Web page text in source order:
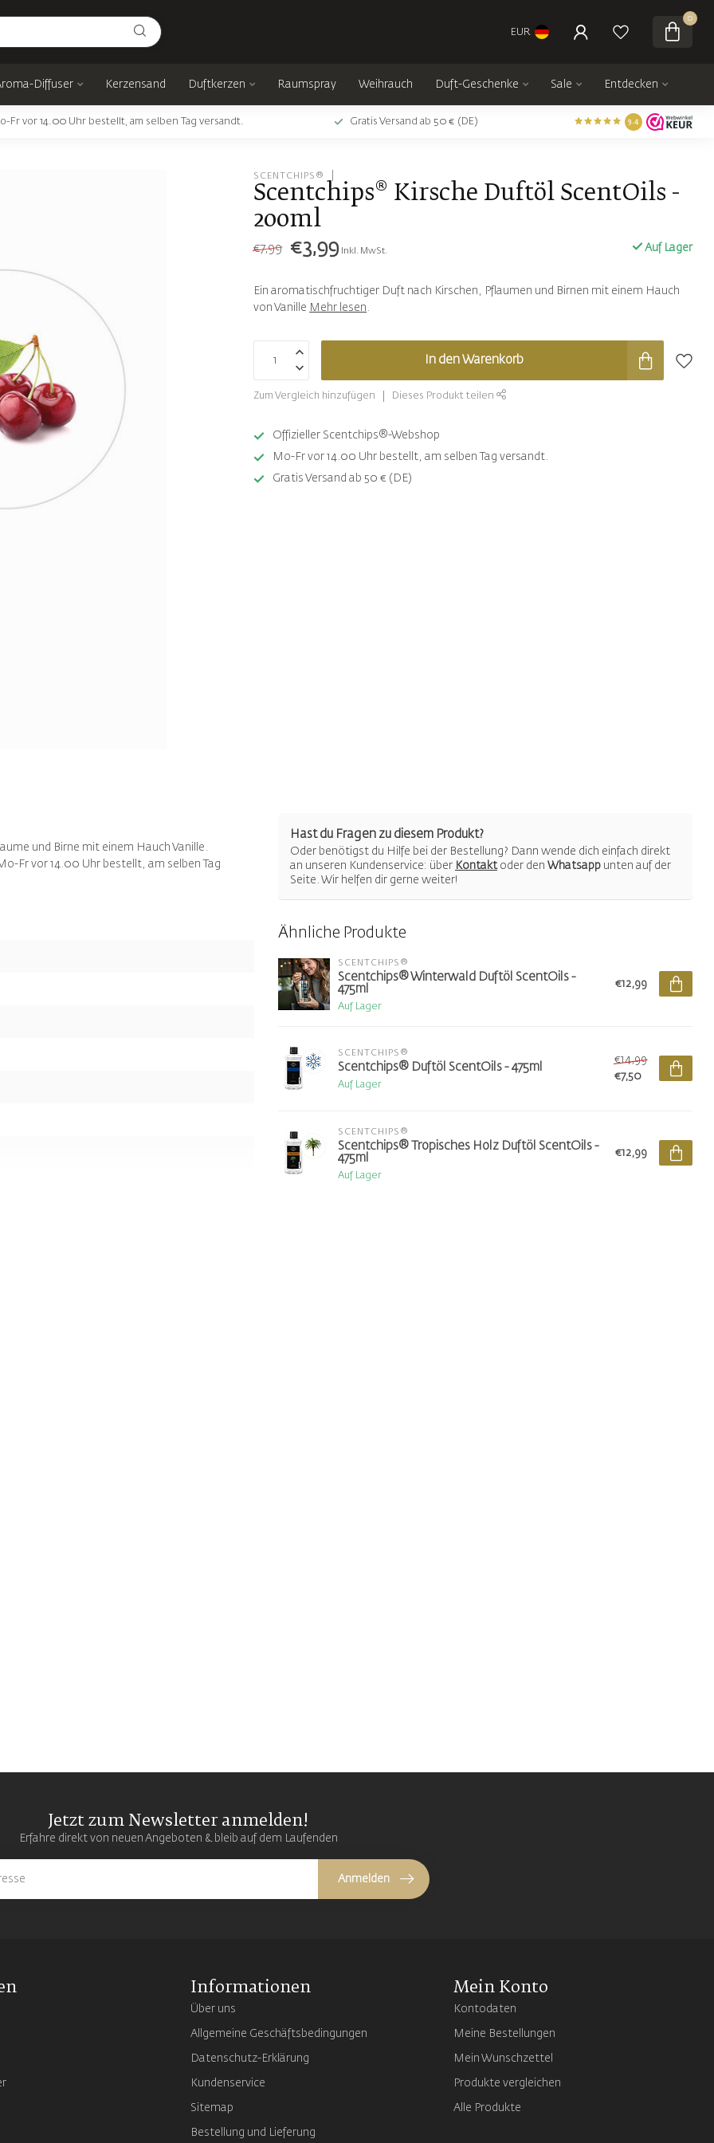
EUR
0
Diffuser Kerzensand Duftkerzen Raumspray Weihrauch Duft-Geschenke Sale Entdecken
Fr vor 14.00 Uhr bestellt, am selben Tag versandt. Gratis Versand ab 50 € (DE) 9.4
SCENTCHIPS®
Scentchips® Kirsche Duftöl ScentOils -
200ml
€7,99 €3,99 Inkl. MwSt. Auf Lager
Ein aromatischfruchtiger Duft nach Kirschen, Pflaumen und Birnen mit einem Hauch
von Vanille Mehr lesen .
In den Warenkorb
Zum Vergleich hinzufügen Dieses Produkt teilen
Offizieller Scentchips®-Webshop
Mo-Fr vor 14.00 Uhr bestellt, am selben Tag versandt.
Gratis Versand ab 50 € (DE)
und Birne mit einem Hauch Vanille.
Fr vor 14.00 Uhr bestellt, am selben Tag
Hast du Fragen zu diesem Produkt?
Oder benötigst du Hilfe bei der Bestellung? Dann wende dich einfach direkt
an unseren Kundenservice: über Kontaktoder den Whatsapp unten auf der
Seite. Wir helfen dir gerne weiter!
Ähnliche Produkte
SCENTCHIPS®
Scentchips® Winterwald Duftöl ScentOils -
475ml
Auf Lager
€12,99
SCENTCHIPS®
Scentchips® Duftöl ScentOils - 475ml
Auf Lager
€14,99
€7,50
SCENTCHIPS®
Scentchips® Tropisches Holz Duftöl ScentOils -
475ml
Auf Lager
€12,99
Jetzt zum Newsletter anmelden!
Erfahre direkt von neuen Angeboten & bleib auf dem Laufenden
Anmelden
Informationen
Über uns
Allgemeine Geschäftsbedingungen
Datenschutz-Erklärung
Kundenservice
Sitemap
Bestellung und Lieferung
Mein Konto
Kontodaten
Meine Bestellungen
Mein Wunschzettel
Produkte vergleichen
Alle Produkte